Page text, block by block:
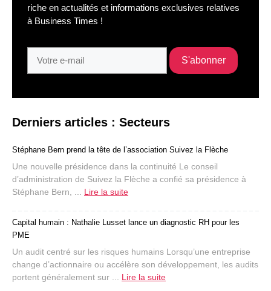
riche en actualités et informations exclusives relatives
à Business Times !
Derniers articles : Secteurs
Stéphane Bern prend la tête de l’association Suivez la Flèche
Une nouvelle présidence dans la continuité Le conseil
d’administration de Suivez la Flèche a confié sa présidence à
Stéphane Bern, ... Lire la suite
Capital humain : Nathalie Lusset lance un diagnostic RH pour les
PME
Un audit centré sur les risques humains Lorsqu’une entreprise
change d’actionnaire ou accélère son développement, les audits
portent généralement sur ... Lire la suite